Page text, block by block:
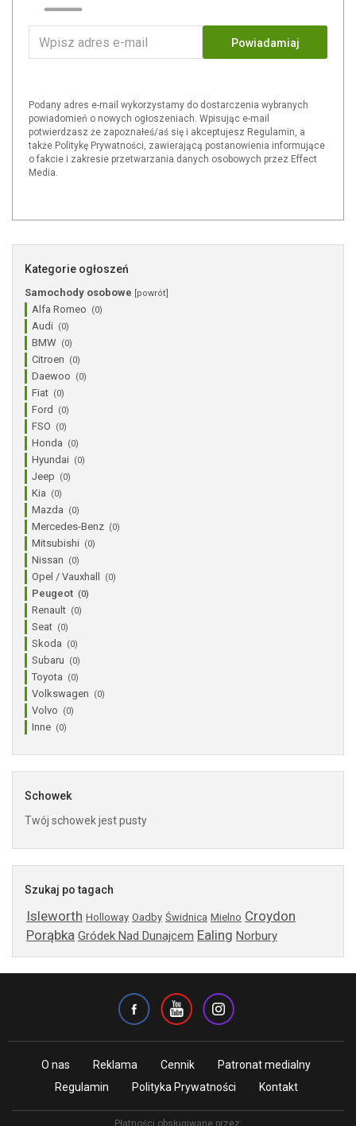
Powiadamiaj
Podany adres e-mail wykorzystamy do dostarczenia wybranych
powiadomień o nowych ogłoszeniach. Wpisując e-mail
potwierdzasz że zapoznałeś/aś się i akceptujesz Regulamin, a
także Politykę Prywatności, zawierającą postanowienia informujące
o fakcie i zakresie przetwarzania danych osobowych przez Effect
Media.
Kategorie ogłoszeń
Samochody osobowe [powrót]
Alfa Romeo (0)
Audi (0)
BMW (0)
Citroen (0)
Daewoo (0)
Fiat (0)
Ford (0)
FSO (0)
Honda (0)
Hyundai (0)
Jeep (0)
Kia (0)
Mazda (0)
Mercedes-Benz (0)
Mitsubishi (0)
Nissan (0)
Opel / Vauxhall (0)
Peugeot (0)
Renault (0)
Seat (0)
Skoda (0)
Subaru (0)
Toyota (0)
Volkswagen (0)
Volvo (0)
Inne (0)
Schowek
Twój schowek jest pusty
Szukaj po tagach
Isleworth Holloway Oadby Świdnica Mielno Croydon
Porąbka Gródek Nad Dunajcem Ealing Norbury
O nas Reklama Cennik
Patronat medialny
Regulamin
Polityka Prywatności Kontakt
Płatności obsługiwane przez: